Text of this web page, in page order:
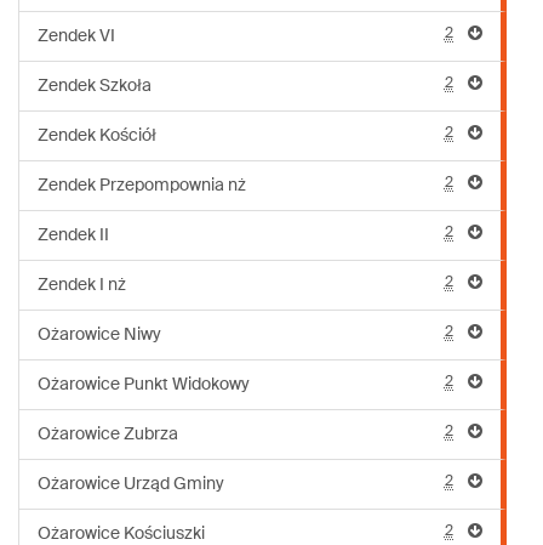
Zendek VI 2
Zendek Szkoła 2
Zendek Kościół 2
Zendek Przepompownia nż 2
Zendek II 2
Zendek I nż 2
Ożarowice Niwy 2
Ożarowice Punkt Widokowy 2
Ożarowice Zubrza 2
Ożarowice Urząd Gminy 2
Ożarowice Kościuszki 2